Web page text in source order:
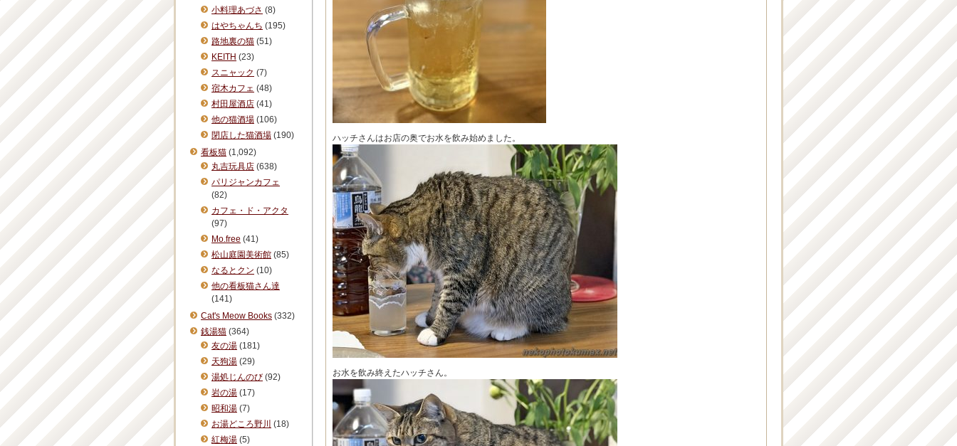
ハッチさんはお店の奥でお水を飲み始めました。
お水を飲み終えたハッチさん。
小料理あづさ (8)
はやちゃんち (195)
路地裏の猫 (51)
KEITH (23)
スニャック (7)
宿木カフェ (48)
村田屋酒店 (41)
他の猫酒場 (106)
閉店した猫酒場 (190)
看板猫 (1,092)
丸吉玩具店 (638)
パリジャンカフェ
(82)
カフェ・ド・アクタ
(97)
Mo.free (41)
松山庭園美術館 (85)
なるとクン (10)
他の看板猫さん達
(141)
Cat's Meow Books (332)
銭湯猫 (364)
友の湯 (181)
天狗湯 (29)
湯処じんのび (92)
岩の湯 (17)
昭和湯 (7)
お湯どころ野川 (18)
紅梅湯 (5)